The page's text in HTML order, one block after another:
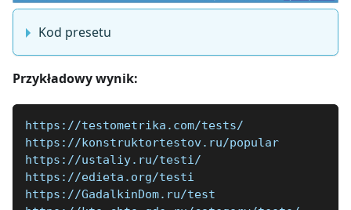
Kod presetu
Przykładowy wynik:
https://testometrika.com/tests/
https://konstruktortestov.ru/popular
https://ustaliy.ru/testi/
https://edieta.org/testi
https://GadalkinDom.ru/test